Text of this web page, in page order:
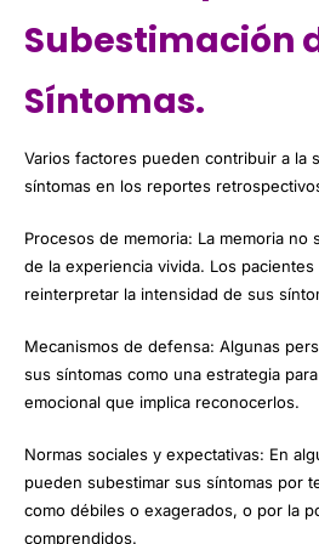
Subestimación
Síntomas.
Varios factores pueden contribuir a la
síntomas en los reportes
Procesos de memoria: La memoria
de la experiencia vivida. Los
reinterpretar la intensidad de sus
Mecanismos de defensa: Algunas
sus síntomas como una estrategia
emocional que implica reconocerlos.
Normas sociales y expectativas: En
pueden subestimar sus síntomas por
como débiles o exagerados, o por la
comprendidos.